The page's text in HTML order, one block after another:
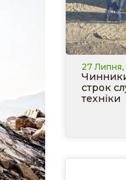
27 Липня,
строк
техніки